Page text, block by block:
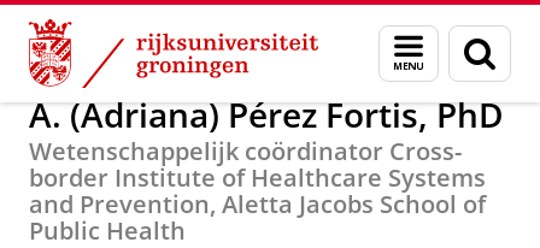
Skip
Content
Skip
Navigation
Menu
en
zoeken
Over ons A. (Adriana) Pérez Fortis, PhD
A. (Adriana) Pérez Fortis, PhD
Wetenschappelijk coördinator Cross-
border Institute of Healthcare Systems
and Prevention, Aletta Jacobs School of
Public Health